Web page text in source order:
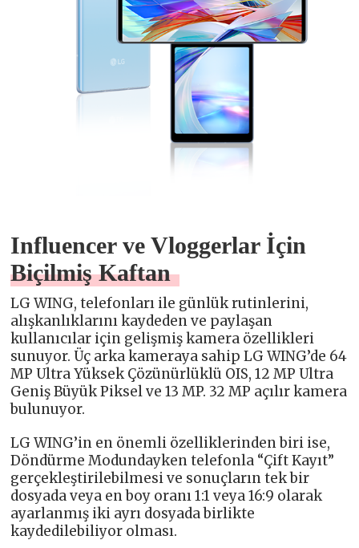
Influencer ve Vloggerlar İçin
Biçilmiş Kaftan
LG WING, telefonları ile günlük rutinlerini,
alışkanlıklarını kaydeden ve paylaşan
kullanıcılar için gelişmiş kamera özellikleri
sunuyor. Üç arka kameraya sahip LG WING’de 64
MP Ultra Yüksek Çözünürlüklü OIS, 12 MP Ultra
Geniş Büyük Piksel ve 13 MP. 32 MP açılır kamera
bulunuyor.
LG WING’in en önemli özelliklerinden biri ise,
Döndürme Modundayken telefonla “Çift Kayıt”
gerçekleştirilebilmesi ve sonuçların tek bir
dosyada veya en boy oranı 1:1 veya 16:9 olarak
ayarlanmış iki ayrı dosyada birlikte
kaydedilebiliyor olması.